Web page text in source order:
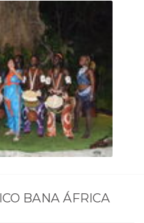
BANA ÁFRICA